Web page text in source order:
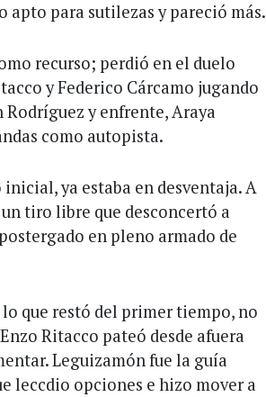
para sutilezas y pareció más.
recurso; perdió en el duelo
y Federico Cárcamo jugando
y enfrente, Araya
como autopista.
ya estaba en desventaja. A
tiro libre que desconcertó a
en pleno armado de
que restó del primer tiempo, no
Ritacco pateó desde afuera
Leguizamón fue la guía
leccdio opciones e hizo mover a